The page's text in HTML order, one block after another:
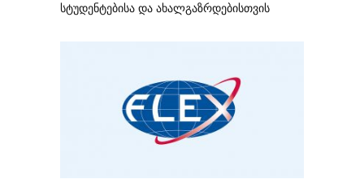
სტუდენტებისა და ახალგაზრდებისთვის